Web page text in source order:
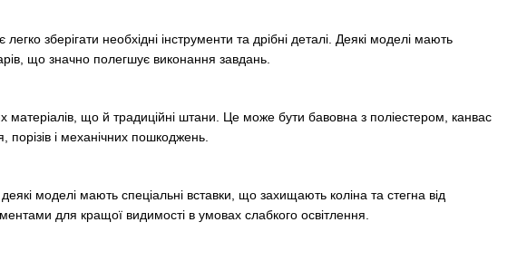
зберігати необхідні інструменти та дрібні деталі. Деякі моделі мають
що значно полегшує виконання завдань.
що й традиційні штани. Це може бути бавовна з поліестером, канвас
порізів і механічних пошкоджень.
моделі мають спеціальні вставки, що захищають коліна та стегна від
для кращої видимості в умовах слабкого освітлення.